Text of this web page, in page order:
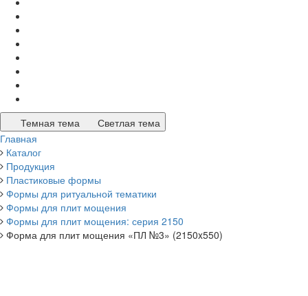
Темная тема
Светлая тема
Главная
Каталог
Продукция
Пластиковые формы
Формы для ритуальной тематики
Формы для плит мощения
Формы для плит мощения: серия 2150
Форма для плит мощения «ПЛ №3» (2150x550)